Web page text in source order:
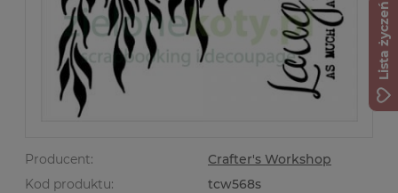
Producent:
Crafter's Workshop
Kod produktu:
tcw568s
Lista życzeń